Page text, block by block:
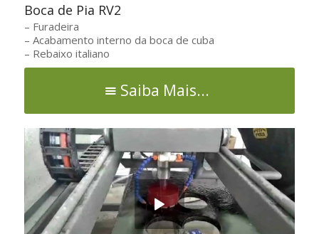
Boca de Pia RV2
– Furadeira
– Acabamento interno da boca de cuba
– Rebaixo italiano
Saiba Mais...